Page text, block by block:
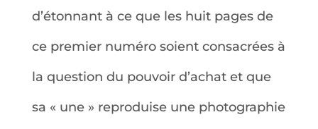
d’étonnant à ce que les huit pages de
ce premier numéro soient consacrées à
la question du pouvoir d’achat et que
sa « une » reproduise une photographie